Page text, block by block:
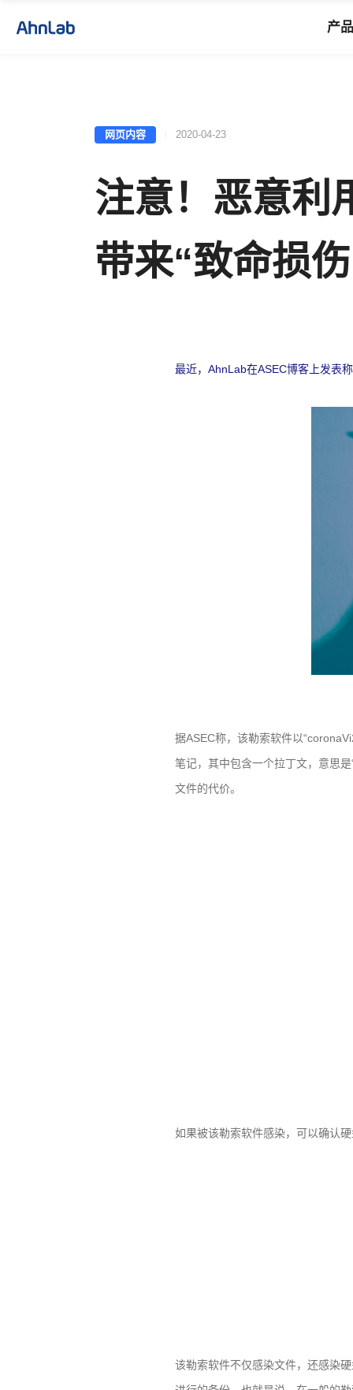
产品
网页内容 2020-04-23
注意！恶意利
带来“致命损
最近， AhnLab在ASEC博客上发表
据ASEC称，该勒索软件以“
笔记，其中包含一个拉丁文，意思
文件的代价。
如果被该勒索软件感染，可以确认
该勒索软件不仅感染文件，还感染